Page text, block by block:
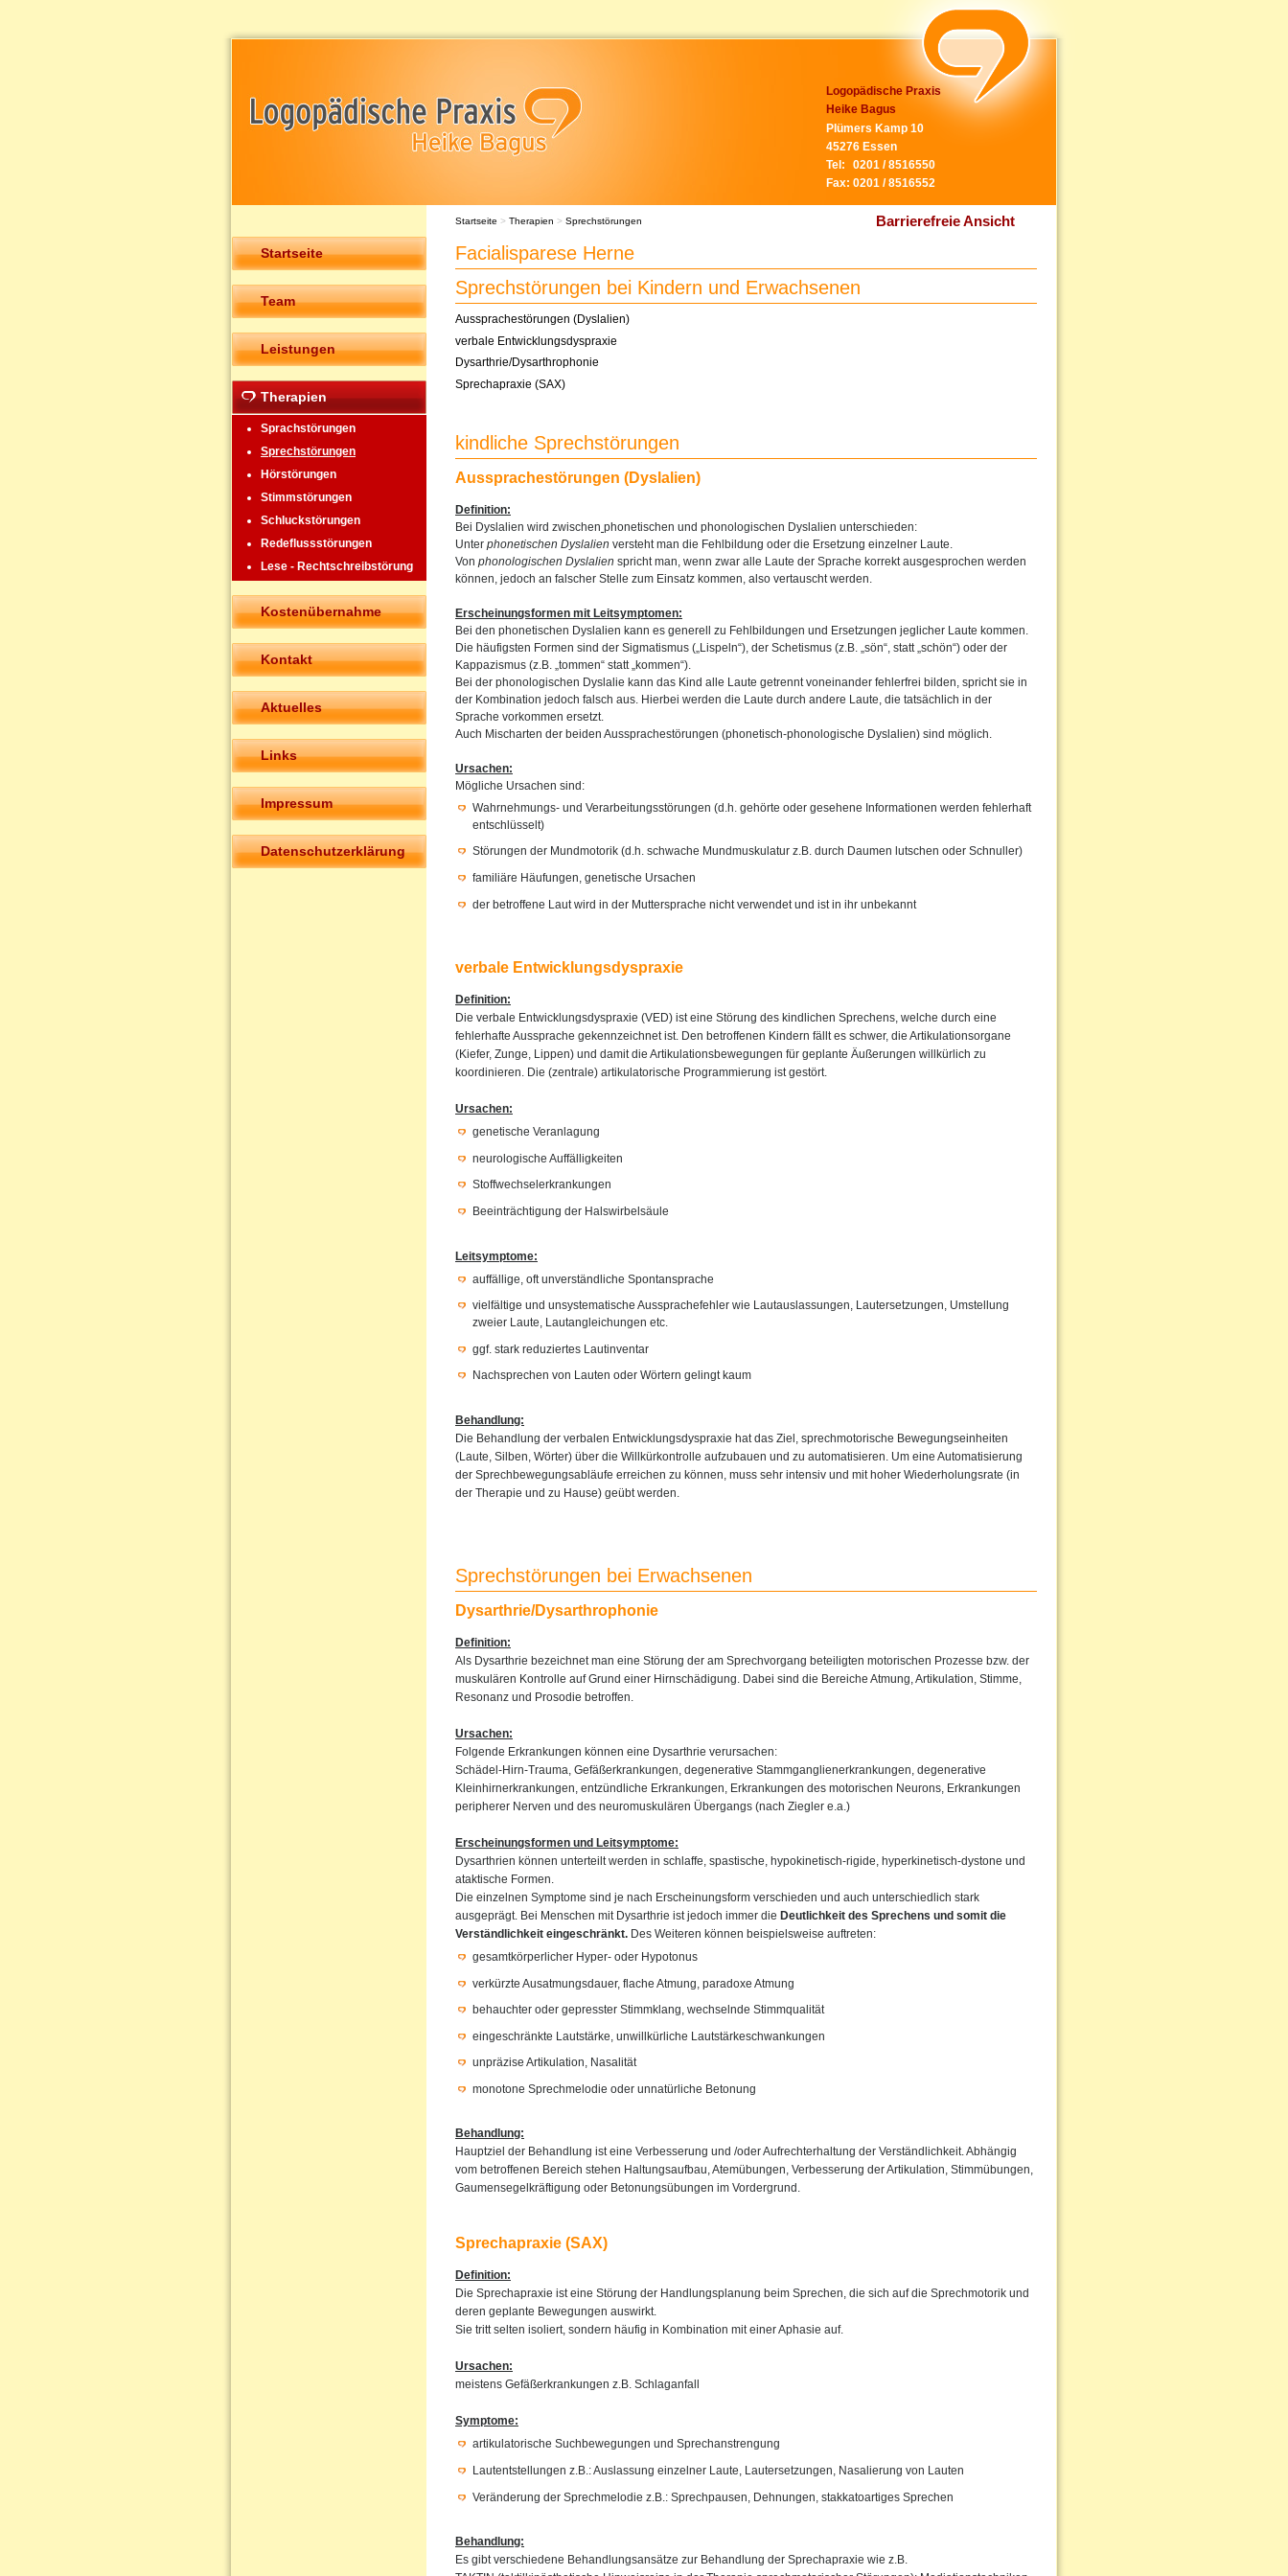
Logopädische Praxis
Heike Bagus
Plümers Kamp 10
45276 Essen
Tel:
0201 / 8516550
Fax: 0201 / 8516552
Barrierefreie Ansicht
Startseite
Team
Leistungen
Therapien
Sprachstörungen
Sprechstörungen
Hörstörungen
Stimmstörungen
Schluckstörungen
Redeflussstörungen
Lese - Rechtschreibstörung
Kostenübernahme
Kontakt
Aktuelles
Links
Impressum
Datenschutzerklärung
Startseite > Therapien > Sprechstörungen
Facialisparese Herne
Sprechstörungen bei Kindern und Erwachsenen
Aussprachestörungen (Dyslalien)
verbale Entwicklungsdyspraxie
Dysarthrie/Dysarthrophonie
Sprechapraxie (SAX)
kindliche Sprechstörungen
Aussprachestörungen (Dyslalien)
Definition:
Bei Dyslalien wird zwischen phonetischen und phonologischen Dyslalien unterschieden:
Unter phonetischen Dyslalien versteht man die Fehlbildung oder die Ersetzung einzelner Laute.
Von phonologischen Dyslalien spricht man, wenn zwar alle Laute der Sprache korrekt ausgesprochen werden
können, jedoch an falscher Stelle zum Einsatz kommen, also vertauscht werden.
Erscheinungsformen mit Leitsymptomen:
Bei den phonetischen Dyslalien kann es generell zu Fehlbildungen und Ersetzungen jeglicher Laute kommen.
Die häufigsten Formen sind der Sigmatismus („Lispeln“), der Schetismus (z.B. „sön“, statt „schön“) oder der
Kappazismus (z.B. „tommen“ statt „kommen“).
Bei der phonologischen Dyslalie kann das Kind alle Laute getrennt voneinander fehlerfrei bilden, spricht sie in
der Kombination jedoch falsch aus. Hierbei werden die Laute durch andere Laute, die tatsächlich in der
Sprache vorkommen ersetzt.
Auch Mischarten der beiden Aussprachestörungen (phonetisch-phonologische Dyslalien) sind möglich.
Ursachen:
Mögliche Ursachen sind:
Wahrnehmungs- und Verarbeitungsstörungen (d.h. gehörte oder gesehene Informationen werden fehlerhaft
entschlüsselt)
Störungen der Mundmotorik (d.h. schwache Mundmuskulatur z.B. durch Daumen lutschen oder Schnuller)
familiäre Häufungen, genetische Ursachen
der betroffene Laut wird in der Muttersprache nicht verwendet und ist in ihr unbekannt
verbale Entwicklungsdyspraxie
Definition:
Die verbale Entwicklungsdyspraxie (VED) ist eine Störung des kindlichen Sprechens, welche durch eine
fehlerhafte Aussprache gekennzeichnet ist. Den betroffenen Kindern fällt es schwer, die Artikulationsorgane
(Kiefer, Zunge, Lippen) und damit die Artikulationsbewegungen für geplante Äußerungen willkürlich zu
koordinieren. Die (zentrale) artikulatorische Programmierung ist gestört.
Ursachen:
genetische Veranlagung
neurologische Auffälligkeiten
Stoffwechselerkrankungen
Beeinträchtigung der Halswirbelsäule
Leitsymptome:
auffällige, oft unverständliche Spontansprache
vielfältige und unsystematische Aussprachefehler wie Lautauslassungen, Lautersetzungen, Umstellung
zweier Laute, Lautangleichungen etc.
ggf. stark reduziertes Lautinventar
Nachsprechen von Lauten oder Wörtern gelingt kaum
Behandlung:
Die Behandlung der verbalen Entwicklungsdyspraxie hat das Ziel, sprechmotorische Bewegungseinheiten
(Laute, Silben, Wörter) über die Willkürkontrolle aufzubauen und zu automatisieren. Um eine Automatisierung
der Sprechbewegungsabläufe erreichen zu können, muss sehr intensiv und mit hoher Wiederholungsrate (in
der Therapie und zu Hause) geübt werden.
Sprechstörungen bei Erwachsenen
Dysarthrie/Dysarthrophonie
Definition:
Als Dysarthrie bezeichnet man eine Störung der am Sprechvorgang beteiligten motorischen Prozesse bzw. der
muskulären Kontrolle auf Grund einer Hirnschädigung. Dabei sind die Bereiche Atmung, Artikulation, Stimme,
Resonanz und Prosodie betroffen.
Ursachen:
Folgende Erkrankungen können eine Dysarthrie verursachen:
Schädel-Hirn-Trauma, Gefäßerkrankungen, degenerative Stammganglienerkrankungen, degenerative
Kleinhirnerkrankungen, entzündliche Erkrankungen, Erkrankungen des motorischen Neurons, Erkrankungen
peripherer Nerven und des neuromuskulären Übergangs (nach Ziegler e.a.)
Erscheinungsformen und Leitsymptome:
Dysarthrien können unterteilt werden in schlaffe, spastische, hypokinetisch-rigide, hyperkinetisch-dystone und
ataktische Formen.
Die einzelnen Symptome sind je nach Erscheinungsform verschieden und auch unterschiedlich stark
ausgeprägt. Bei Menschen mit Dysarthrie ist jedoch immer die Deutlichkeit des Sprechens und somit die
Verständlichkeit eingeschränkt. Des Weiteren können beispielsweise auftreten:
gesamtkörperlicher Hyper- oder Hypotonus
verkürzte Ausatmungsdauer, flache Atmung, paradoxe Atmung
behauchter oder gepresster Stimmklang, wechselnde Stimmqualität
eingeschränkte Lautstärke, unwillkürliche Lautstärkeschwankungen
unpräzise Artikulation, Nasalität
monotone Sprechmelodie oder unnatürliche Betonung
Behandlung:
Hauptziel der Behandlung ist eine Verbesserung und /oder Aufrechterhaltung der Verständlichkeit. Abhängig
vom betroffenen Bereich stehen Haltungsaufbau, Atemübungen, Verbesserung der Artikulation, Stimmübungen,
Gaumensegelkräftigung oder Betonungsübungen im Vordergrund.
Sprechapraxie (SAX)
Definition:
Die Sprechapraxie ist eine Störung der Handlungsplanung beim Sprechen, die sich auf die Sprechmotorik und
deren geplante Bewegungen auswirkt.
Sie tritt selten isoliert, sondern häufig in Kombination mit einer Aphasie auf.
Ursachen:
meistens Gefäßerkrankungen z.B. Schlaganfall
Symptome:
artikulatorische Suchbewegungen und Sprechanstrengung
Lautentstellungen z.B.: Auslassung einzelner Laute, Lautersetzungen, Nasalierung von Lauten
Veränderung der Sprechmelodie z.B.: Sprechpausen, Dehnungen, stakkatoartiges Sprechen
Behandlung:
Es gibt verschiedene Behandlungsansätze zur Behandlung der Sprechapraxie wie z.B.